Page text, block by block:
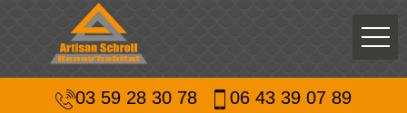
03 59 28 30 78 06 43 39 07 89